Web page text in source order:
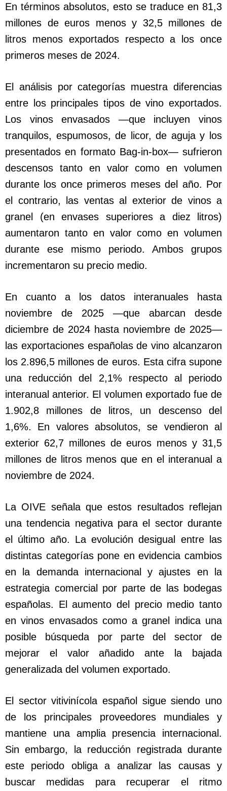
En términos absolutos, esto se traduce en 81,3
millones de euros menos y 32,5 millones de
litros menos exportados respecto a los once
primeros meses de 2024.
El análisis por categorías muestra diferencias
entre los principales tipos de vino exportados.
Los vinos envasados —que incluyen vinos
tranquilos, espumosos, de licor, de aguja y los
presentados en formato Bag-in-box— sufrieron
descensos tanto en valor como en volumen
durante los once primeros meses del año. Por
el contrario, las ventas al exterior de vinos a
granel (en envases superiores a diez litros)
aumentaron tanto en valor como en volumen
durante ese mismo periodo. Ambos grupos
incrementaron su precio medio.
En cuanto a los datos interanuales hasta
noviembre de 2025 —que abarcan desde
diciembre de 2024 hasta noviembre de 2025—
las exportaciones españolas de vino alcanzaron
los 2.896,5 millones de euros. Esta cifra supone
una reducción del 2,1% respecto al periodo
interanual anterior. El volumen exportado fue de
1.902,8 millones de litros, un descenso del
1,6%. En valores absolutos, se vendieron al
exterior 62,7 millones de euros menos y 31,5
millones de litros menos que en el interanual a
noviembre de 2024.
La OIVE señala que estos resultados reflejan
una tendencia negativa para el sector durante
el último año. La evolución desigual entre las
distintas categorías pone en evidencia cambios
en la demanda internacional y ajustes en la
estrategia comercial por parte de las bodegas
españolas. El aumento del precio medio tanto
en vinos envasados como a granel indica una
posible búsqueda por parte del sector de
mejorar el valor añadido ante la bajada
generalizada del volumen exportado.
El sector vitivinícola español sigue siendo uno
de los principales proveedores mundiales y
mantiene una amplia presencia internacional.
Sin embargo, la reducción registrada durante
este periodo obliga a analizar las causas y
buscar medidas para recuperar el ritmo